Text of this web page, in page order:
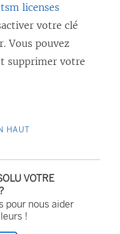
a
n
tsm licenses
votre clé
. Vous pouvez
supprimer votre
HAUT
VOTRE
pour nous aider
!